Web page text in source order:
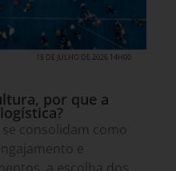
18 DE JULHO DE 2026 14H00
por que a
consolidam como
e